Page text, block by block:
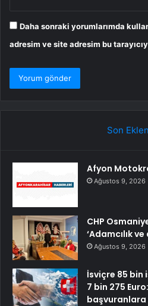
Daha sonraki yorumlarımda
adresim ve site adresim bu
Son
Afyon
Ağustos 9, 2026
CHP
‘Adamcılık
Ağustos 9, 2026
İsviçre 85 bin
7 bin 275
başvuranlara